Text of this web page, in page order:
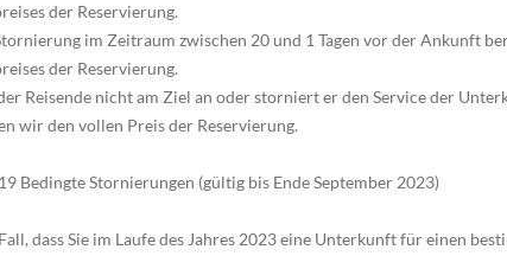
der Reservierung.
im Zeitraum zwischen 20 und 1 Tagen vor der Ankunft
der Reservierung.
Reisende nicht am Ziel an oder storniert er den Service der
wir den vollen Preis der Reservierung.
Bedingte Stornierungen (gültig bis Ende September 2023)
dass Sie im Laufe des Jahres 2023 eine Unterkunft für einen